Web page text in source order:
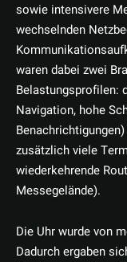
sowie intensivere
wechselnden
waren dabei zwei
Belastungsprofilen:
Navigation, hohe
zusätzlich viele
wiederkehrende
Messegelände).
Die Uhr wurde von
Dadurch ergaben